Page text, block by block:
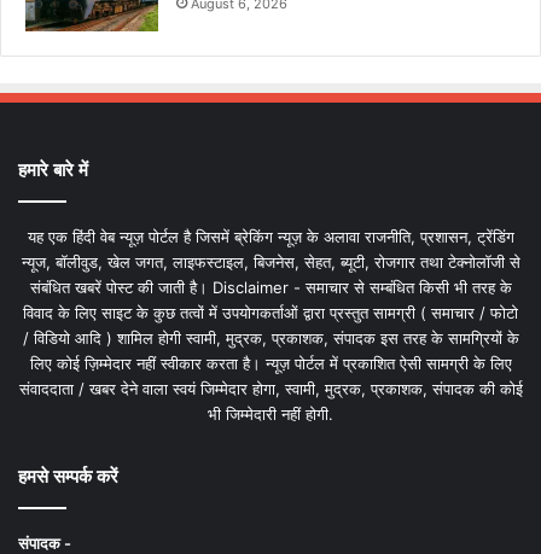
August 6, 2026
हमारे बारे में
यह एक हिंदी वेब न्यूज़ पोर्टल है जिसमें ब्रेकिंग न्यूज़ के अलावा राजनीति, प्रशासन, ट्रेंडिंग
न्यूज, बॉलीवुड, खेल जगत, लाइफस्टाइल, बिजनेस, सेहत, ब्यूटी, रोजगार तथा टेक्नोलॉजी से
संबंधित खबरें पोस्ट की जाती है। Disclaimer - समाचार से सम्बंधित किसी भी तरह के
विवाद के लिए साइट के कुछ तत्वों में उपयोगकर्ताओं द्वारा प्रस्तुत सामग्री ( समाचार / फोटो
/ विडियो आदि ) शामिल होगी स्वामी, मुद्रक, प्रकाशक, संपादक इस तरह के सामग्रियों के
लिए कोई ज़िम्मेदार नहीं स्वीकार करता है। न्यूज़ पोर्टल में प्रकाशित ऐसी सामग्री के लिए
संवाददाता / खबर देने वाला स्वयं जिम्मेदार होगा, स्वामी, मुद्रक, प्रकाशक, संपादक की कोई
भी जिम्मेदारी नहीं होगी.
हमसे सम्पर्क करें
संपादक -